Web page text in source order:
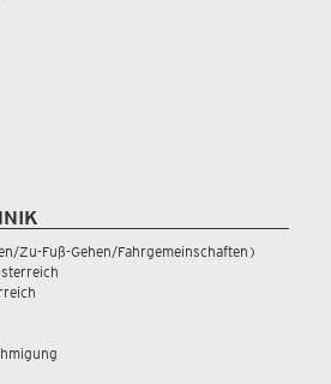
Zu-Fuß-Gehen/Fahrgemeinschaften)